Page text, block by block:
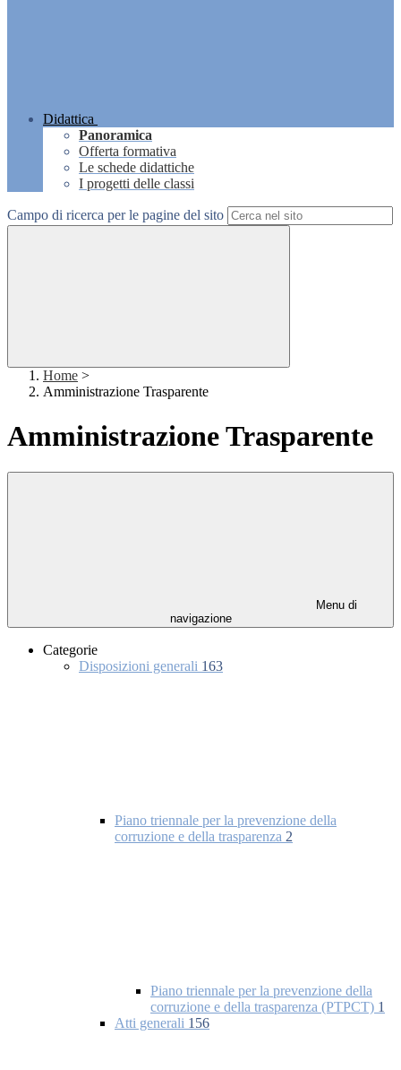
Didattica
Panoramica
Offerta formativa
Le schede didattiche
I progetti delle classi
Campo di ricerca per le pagine del sito
Home >
Amministrazione Trasparente
Amministrazione Trasparente
Menu di
navigazione
Categorie
Disposizioni generali 163
Piano triennale per la prevenzione della
corruzione e della trasparenza 2
Piano triennale per la prevenzione della
corruzione e della trasparenza (PTPCT) 1
Atti generali 156